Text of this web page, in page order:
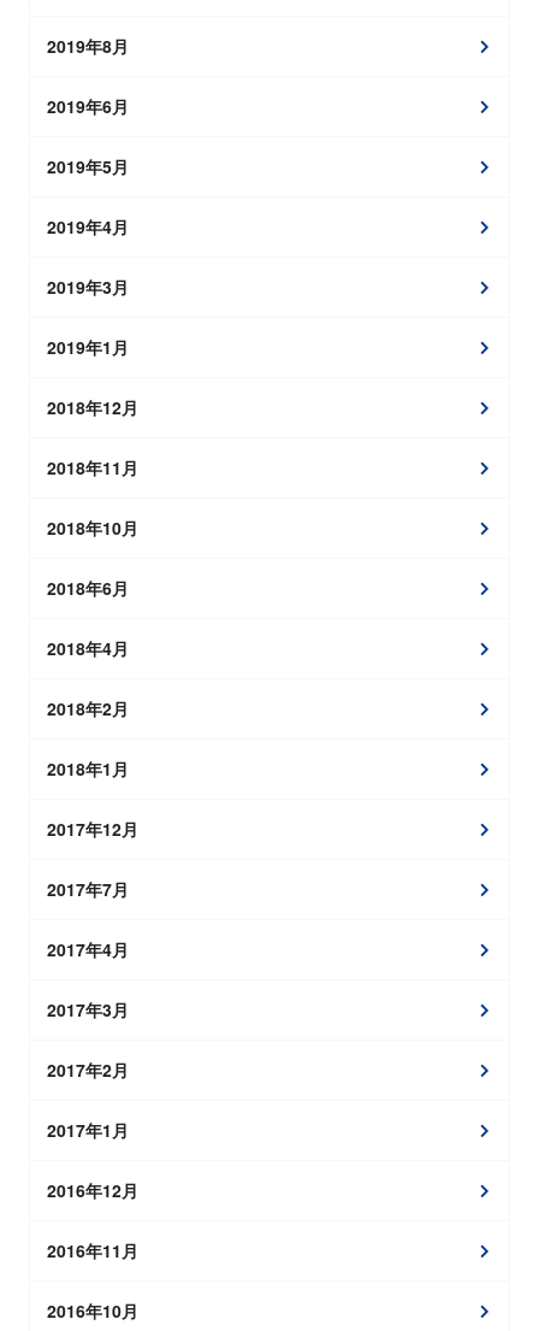
2019年8月
2019年6月
2019年5月
2019年4月
2019年3月
2019年1月
2018年12月
2018年11月
2018年10月
2018年6月
2018年4月
2018年2月
2018年1月
2017年12月
2017年7月
2017年4月
2017年3月
2017年2月
2017年1月
2016年12月
2016年11月
2016年10月